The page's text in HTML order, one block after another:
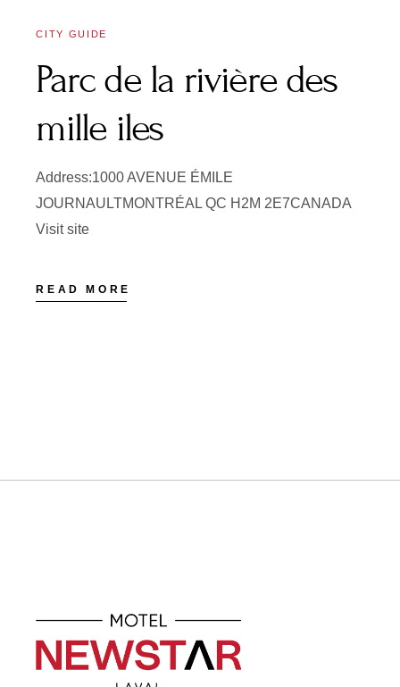
CITY GUIDE
Parc de la rivière des
mille iles
Address:1000 AVENUE ÉMILE
JOURNAULTMONTRÉAL QC H2M 2E7CANADA
Visit site
READ MORE